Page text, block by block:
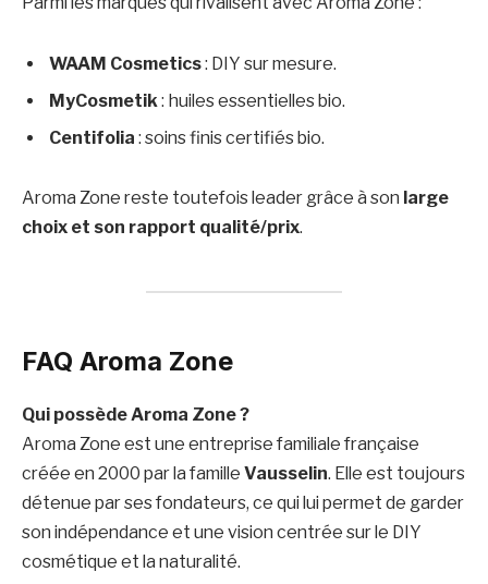
WAAM Cosmetics: DIY sur mesure.
MyCosmetik : huiles essentielles bio.
Centifolia : soins finis certifiés bio.
Aroma Zone reste toutefois leader grâce à son large
choix et son rapport qualité/prix.
FAQ Aroma Zone
Qui possède Aroma Zone ?
Aroma Zone est une entreprise familiale française
créée en 2000 par la famille Vausselin. Elle est toujours
détenue par ses fondateurs, ce qui lui permet de garder
son indépendance et une vision centrée sur le DIY
cosmétique et la naturalité.